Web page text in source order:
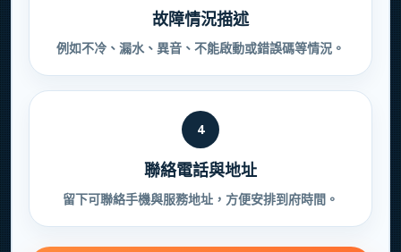
故障情況描述
例如不冷、漏水、異音、不能啟動或錯誤碼等情況。
4
聯絡電話與地址
留下可聯絡手機與服務地址，方便安排到府時間。